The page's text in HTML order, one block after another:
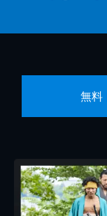
無料